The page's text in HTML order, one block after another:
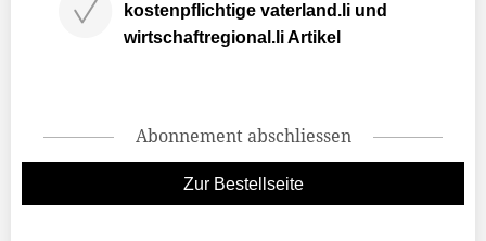
kostenpflichtige vaterland.li und
wirtschaftregional.li Artikel
Abonnement abschliessen
Zur Bestellseite